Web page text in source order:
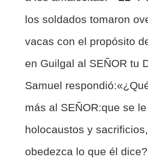
los soldados tomaron
vacas con el propósito
en Guilgal al SEÑOR tu
Samuel
más al SEÑOR:que se
holocaustos y
obedezca lo que él